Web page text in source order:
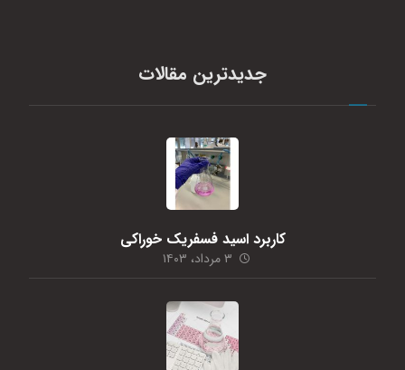
جدیدترین مقالات
کاربرد اسید فسفریک خوراکی
۳ مرداد، ۱۴۰۳